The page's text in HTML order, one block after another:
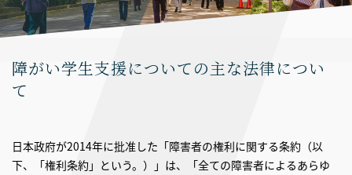
障がい学生支援についての主な法律につい
て
日本政府が2014年に批准した「障害者の権利に関する条約（以
下、「権利条約」という。）」は、「全ての障害者によるあらゆ